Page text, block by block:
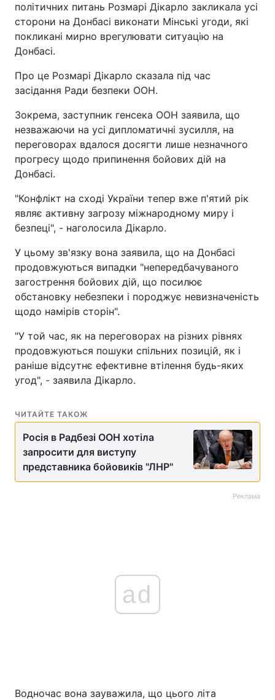
політичних питань Розмарі Дікарло закликала усі
сторони на Донбасі виконати Мінські угоди, які
покликані мирно врегулювати ситуацію на
Донбасі.
Про це Розмарі Дікарло сказала під час
засідання Ради безпеки ООН.
Зокрема, заступник генсека ООН заявила, що
незважаючи на усі дипломатичні зусилля, на
переговорах вдалося досягти лише незначного
прогресу щодо припинення бойових дій на
Донбасі.
"Конфлікт на сході України тепер вже п'ятий рік
являє активну загрозу міжнародному миру і
безпеці", - наголосила Дікарло.
У цьому зв'язку вона заявила, що на Донбасі
продовжуються випадки "непередбачуваного
загострення бойових дій, що посилює
обстановку небезпеки і породжує невизначеність
щодо намірів сторін".
"У той час, як на переговорах на різних рівнях
продовжуються пошуки спільних позицій, як і
раніше відсутнє ефективне втілення будь-яких
угод", - заявила Дікарло.
ЧИТАЙТЕ ТАКОЖ
Росія в Радбезі ООН хотіла
запросити для виступу
представника бойовиків "ЛНР"
Реклама
ad
Водночас вона зауважила, що цього літа